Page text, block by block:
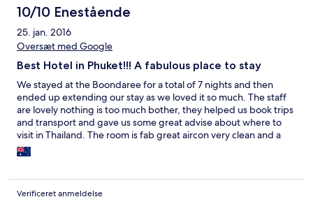
10/10 Enestående
25. jan. 2016
Oversæt med Google
Best Hotel in Phuket!!! A fabulous place to stay
We stayed at the Boondaree for a total of 7 nights and then
ended up extending our stay as we loved it so much. The staff
are lovely nothing is too much bother, they helped us book trips
and transport and gave us some great advise about where to
visit in Thailand. The room is fab great aircon very clean and a
good size bathroom with shampoo and shower gel. The staff
even let us keep our bags with them while we went to visit the
Verificeret anmeldelse